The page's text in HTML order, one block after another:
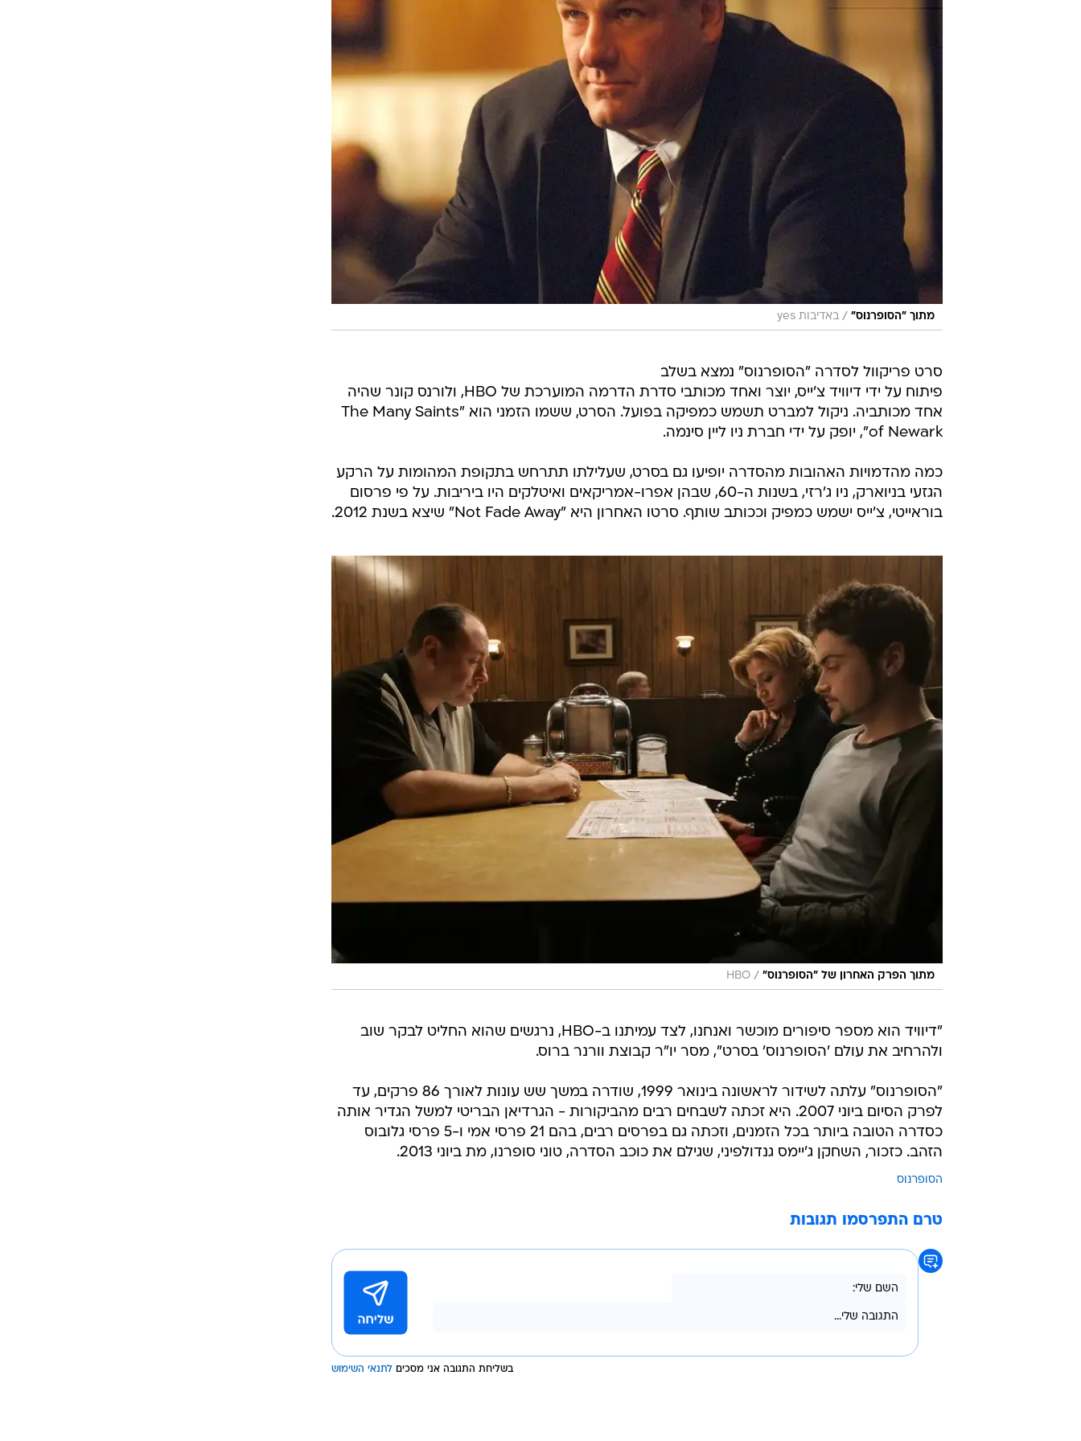
מתוך "הסופרנוס" / באדיבות yes
סרט פריקוול לסדרה "הסופרנוס" נמצא בשלב
פיתוח על ידי דיוויד צ'ייס, יוצר ואחד מכותבי סדרת הדרמה המוערכת של HBO, ולורנס קונר שהיה
אחד מכותביה. ניקול למברט תשמש כמפיקה בפועל. הסרט, ששמו הזמני הוא "The Many Saints
of Newark", יופק על ידי חברת ניו ליין סינמה.
כמה מהדמויות האהובות מהסדרה יופיעו גם בסרט, שעלילתו תתרחש בתקופת המהומות על הרקע
הגזעי בניוארק, ניו ג'רזי, בשנות ה-60, שבהן אפרו-אמריקאים ואיטלקים היו ביריבות. על פי פרסום
בוראייטי, צ'ייס ישמש כמפיק וככותב שותף. סרטו האחרון היא "Not Fade Away" שיצא בשנת 2012.
מתוך הפרק האחרון של "הסופרנוס" /
HBO
"דיוויד הוא מספר סיפורים מוכשר ואנחנו, לצד עמיתנו ב-HBO, נרגשים שהוא החליט לבקר שוב
ולהרחיב את עולם 'הסופרנוס' בסרט", מסר יו"ר קבוצת וורנר ברוס.
"הסופרנוס" עלתה לשידור לראשונה בינואר 1999, שודרה במשך שש עונות לאורך 86 פרקים, עד
לפרק הסיום ביוני 2007. היא זכתה לשבחים רבים מהביקורות - הגרדיאן הבריטי למשל הגדיר אותה
כסדרה הטובה ביותר בכל הזמנים, וזכתה גם בפרסים רבים, בהם 21 פרסי אמי ו-5 פרסי גלובוס
הזהב. כזכור, השחקן ג'יימס גנדולפיני, שגילם את כוכב הסדרה, טוני סופרנו, מת ביוני 2013.
הסופרנוס
טרם התפרסמו תגובות
בשליחת התגובה אני מסכים לתנאי השימוש